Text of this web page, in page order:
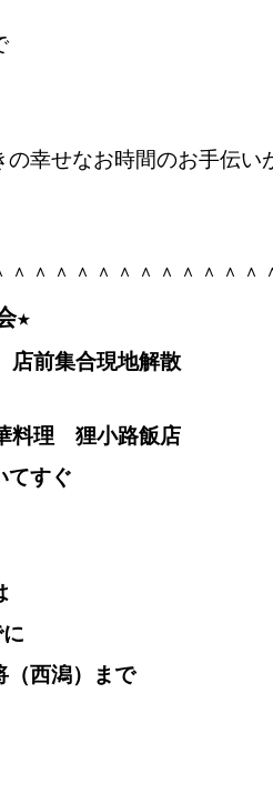
幸せなお時間のお手伝い
＾＾＾＾＾＾＾＾＾＾＾
★
前集合現地解散
理 狸小路飯店
てすぐ
（西潟）まで